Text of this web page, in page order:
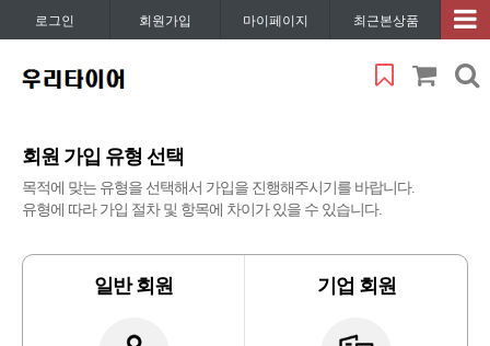
로그인 회원가입 마이페이지 최근본상품
회원 가입 유형 선택
목적에 맞는 유형을 선택해서 가입을 진행해주시기를 바랍니다.
유형에 따라 가입 절차 및 항목에 차이가 있을 수 있습니다.
일반 회원 기업 회원